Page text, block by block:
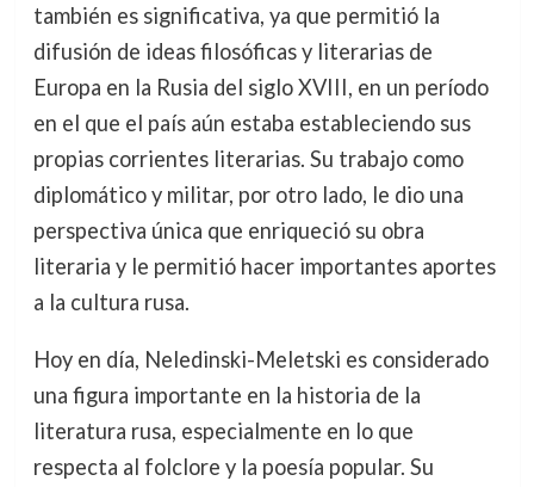
también es significativa, ya que permitió la
difusión de ideas filosóficas y literarias de
Europa en la Rusia del siglo XVIII, en un período
en el que el país aún estaba estableciendo sus
propias corrientes literarias. Su trabajo como
diplomático y militar, por otro lado, le dio una
perspectiva única que enriqueció su obra
literaria y le permitió hacer importantes aportes
a la cultura rusa.
Hoy en día, Neledinski-Meletski es considerado
una figura importante en la historia de la
literatura rusa, especialmente en lo que
respecta al folclore y la poesía popular. Su